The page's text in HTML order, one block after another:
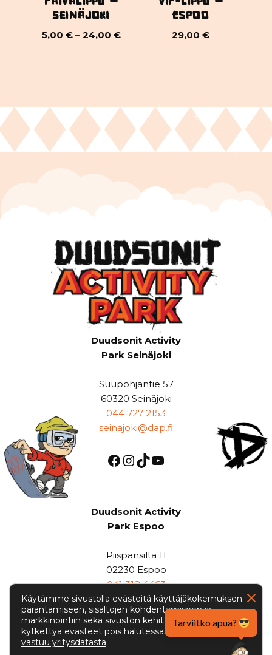
Seinäjoki
5,00 € – 24,00 €
Espoo
29,00€
Duudsonit Activity
Park Seinäjoki
Suupohjantie 57
60320 Seinäjoki
044 727 2153
seinajoki@dap.fi
Duudsonit Activity
Park Espoo
Piispansilta 11
02230 Espoo
041 318 4463
espoo@dap.fi
Tarviitko apua?
Käytämme sivustolla evästeitä käyttäjäkokemuksen
parantamiseen, sisältöjen kohdentamiseen ja
markkinointiin sekä sivuston kehittämiseen. Saat
kytkettyä evästeet pois halutessasi. Lue lisää
Googlen
vastuu yritysdatasta